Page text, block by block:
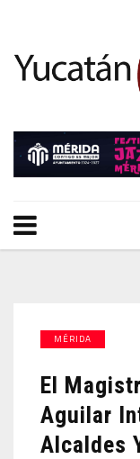
MÉRIDA
El
Aguilar
Alcaldes